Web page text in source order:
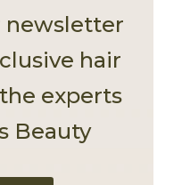
newsletter
hair
experts
Beauty